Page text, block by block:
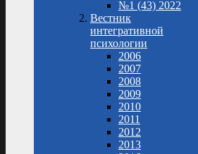
№1 (43) 2022
Вестник
интегративной
психологии
2006
2007
2008
2009
2010
2011
2012
2013